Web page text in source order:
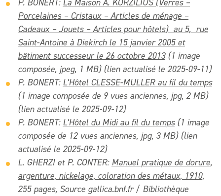
P. BONERT: La Maison A. KORZILIUS (Verres –
Porcelaines – Cristaux – Articles de ménage –
Cadeaux – Jouets – Articles pour hôtels) au 5, rue
Saint-Antoine à Diekirch le 15 janvier 2005 et
bâtiment successeur le 26 octobre 2013(1 image
composée, jpeg, 1 MB) (lien actualisé le 2025-09-11)
P. BONERT: L’Hôtel CLESSE-MULLER au fil du temps
(1 image composée de 9 vues anciennes, jpg, 2 MB)
(lien actualisé le 2025-09-12)
P. BONERT: L’Hôtel du Midi au fil du temps(1 image
composée de 12 vues anciennes, jpg, 3 MB) (lien
actualisé le 2025-09-12)
L. GHERZI et P. CONTER: Manuel pratique de dorure,
argenture, nickelage, coloration des métaux, 1910,
255 pages, Source gallica.bnf.fr / Bibliothèque